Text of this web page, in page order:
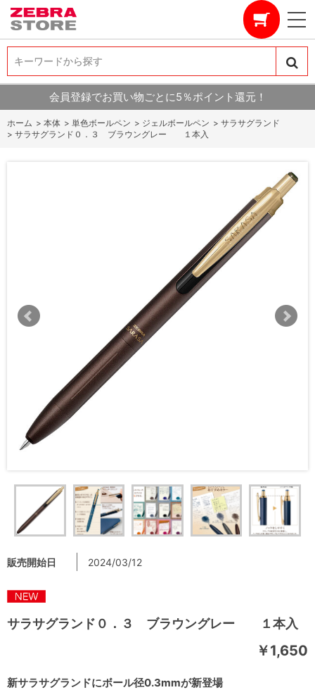
キーワードから探す
キーワードから探す
会員登録でお買い物ごとに5％ポイント還元！
ホーム > 本体 > 単色ボールペン > ジェルボールペン > サラサグランド
> サラサグランド０．３ ブラウングレー １本入
サラサグランド０．３ ブラウングレー １本入
新サラサグランドにボール径0.3mmが新登場
￥1,650
販売開始日 2024/03/12